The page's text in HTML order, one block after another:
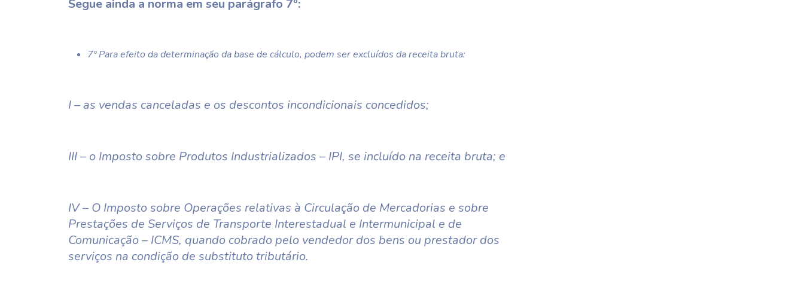
Segue ainda a norma em seu parágrafo 7º:
7º Para efeito da determinação da base de cálculo, podem ser excluídos da receita bruta:
I – as vendas canceladas e os descontos incondicionais concedidos;
III – o Imposto sobre Produtos Industrializados – IPI, se incluído na receita bruta; e
IV – O Imposto sobre Operações relativas à Circulação de Mercadorias e sobre
Prestações de Serviços de Transporte Interestadual e Intermunicipal e de
Comunicação – ICMS, quando cobrado pelo vendedor dos bens ou prestador dos
serviços na condição de substituto tributário.